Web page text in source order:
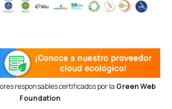
responsables certificados por la Green Web
Foundation